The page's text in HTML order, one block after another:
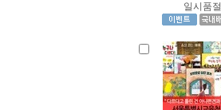
일시품절